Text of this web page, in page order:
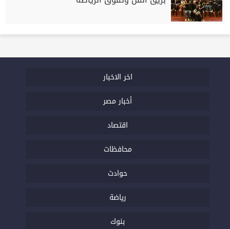
اخر الاخبار
أخبار مصر
اقتصاد
محافظات
حوادث
رياضة
بنوك